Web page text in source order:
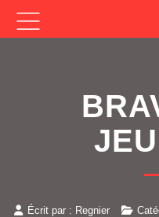
Écrit par : Regnier